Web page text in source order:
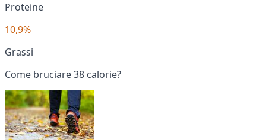
Proteine
10,9%
Grassi
Come bruciare 38 calorie?